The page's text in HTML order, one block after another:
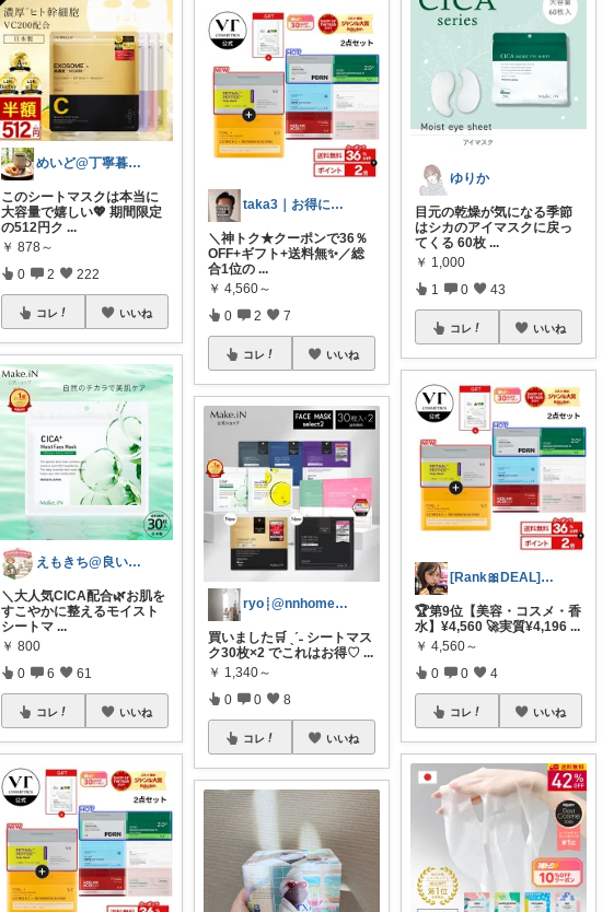
めいど@丁寧暮らし✨️
このシートマスクは本当に
大容量で嬉しい💖 期間限定
の512円ク ...
￥ 878～
0 2 222
コレ いいね
えもきち@良いものセレクト
​＼大人気CICA配合🌿お肌を
すこやかに整えるモイスト
シートマ ...
￥ 800
0 6 61
コレ いいね
taka3｜お得にお買い物✨
＼神トク★クーポンで36％
OFF+ギフト+送料無✨／総
合1位の ...
￥ 4,560～
0 2 7
コレ いいね
ryo┊@nnhome__ryo◁ig
買いました🛒 ˎˊ˗ シートマス
ク30枚×2 でこれはお得♡...
￥ 1,340～
0 0 8
コレ いいね
ゆりか
目元の乾燥が気になる季節
はシカのアイマスクに戻っ
てくる 60枚 ...
￥ 1,000
1 0 43
コレ いいね
[Rank🎀DEAL]毎日コレ@ano
🏆第9位【美容・コスメ・香
水】¥4,560 🚀実質¥4,196 ...
￥ 4,560～
0 0 4
コレ いいね